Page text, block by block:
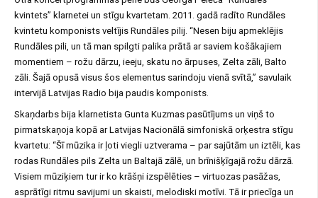
kvintets” klarnetei un stīgu kvartetam. 2011. gadā radīto Rundāles
kvintetu komponists veltījis Rundāles pilij. “Nesen biju apmeklējis
Rundāles pili, un tā man spilgti palika prātā ar saviem košākajiem
momentiem – rožu dārzu, ieeju, skatu no ārpuses, Zelta zāli, Balto
zāli. Šajā opusā visus šos elementus sarindoju vienā svītā,” savulaik
intervijā Latvijas Radio bija paudis komponists.
Skaņdarbs bija klarnetista Gunta Kuzmas pasūtījums un viņš to
pirmatskaņoja kopā ar Latvijas Nacionālā simfoniskā orķestra stīgu
kvartetu: “Šī mūzika ir ļoti viegli uztverama – par sajūtām un iztēli, kas
rodas Rundāles pils Zelta un Baltajā zālē, un brīnišķīgajā rožu dārzā.
Visiem mūziķiem tur ir ko krāšņi izspēlēties – virtuozas pasāžas,
asprātīgi ritmu savijumi un skaisti, melodiski motīvi. Tā ir priecīga un